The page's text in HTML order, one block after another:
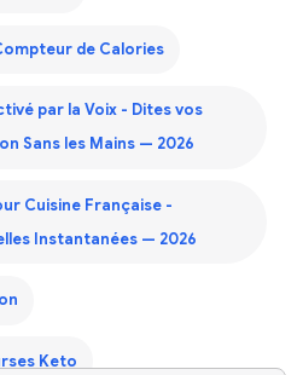
de Calories
par la Voix - Dites vos
Sans les Mains — 2026
Cuisine Française -
Instantanées — 2026
Keto